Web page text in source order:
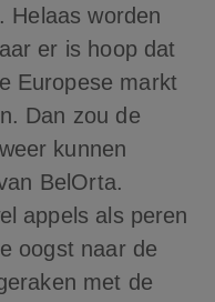
Helaas worden
er is hoop dat
Europese markt
Dan zou de
kunnen
BelOrta.
appels als peren
oogst naar de
met de